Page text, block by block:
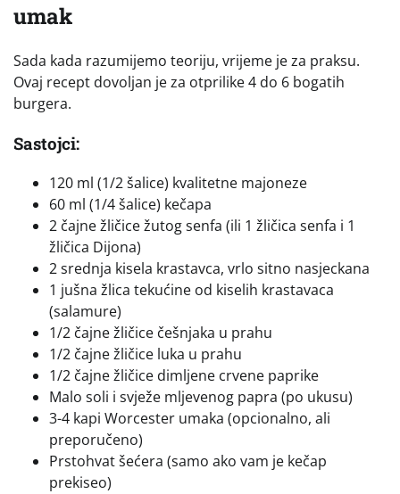
umak
Sada kada razumijemo teoriju, vrijeme je za praksu.
Ovaj recept dovoljan je za otprilike 4 do 6 bogatih
burgera.
Sastojci:
120 ml (1/2 šalice) kvalitetne majoneze
60 ml (1/4 šalice) kečapa
2 čajne žličice žutog senfa (ili 1 žličica senfa i 1
žličica Dijona)
2 srednja kisela krastavca, vrlo sitno nasjeckana
1 jušna žlica tekućine od kiselih krastavaca
(salamure)
1/2 čajne žličice češnjaka u prahu
1/2 čajne žličice luka u prahu
1/2 čajne žličice dimljene crvene paprike
Malo soli i svježe mljevenog papra (po ukusu)
3-4 kapi Worcester umaka (opcionalno, ali
preporučeno)
Prstohvat šećera (samo ako vam je kečap
prekiseo)